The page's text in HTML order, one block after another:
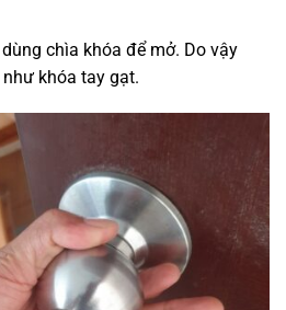
chìa khóa để mở. Do vậy
khóa tay gạt.